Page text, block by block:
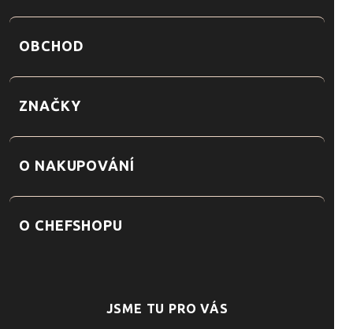
OBCHOD
ZNAČKY
O NAKUPOVÁNÍ
O CHEFSHOPU
JSME TU PRO VÁS